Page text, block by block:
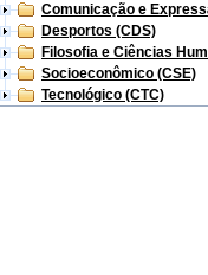
Comunicação e
Desportos (CDS)
Filosofia e Ciências
Socioeconômico (CSE)
Tecnológico (CTC)